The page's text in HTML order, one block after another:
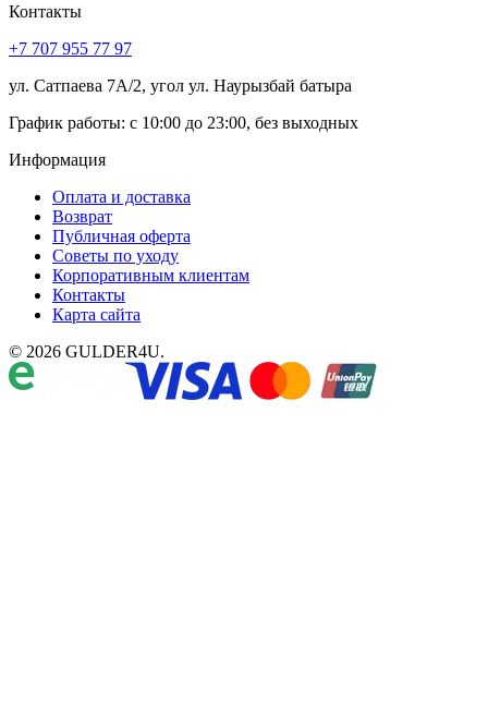
Контакты
+7 707 955 77 97
ул. Сатпаева 7А/2, угол ул. Наурызбай батыра
График работы: с 10:00 до 23:00, без выходных
Информация
Оплата и доставка
Возврат
Публичная оферта
Советы по уходу
Корпоративным клиентам
Контакты
Карта сайта
© 2026 GULDER4U.